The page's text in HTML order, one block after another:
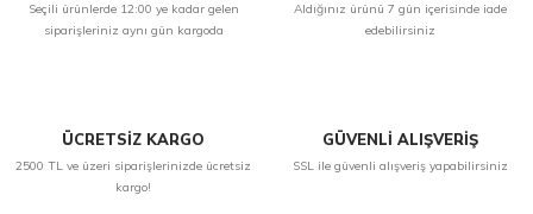
Seçili ürünlerde 12:00 ye kadar gelen
siparişleriniz aynı gün kargoda
Aldığınız ürünü 7 gün içerisinde iade
edebilirsiniz
ÜCRETSİZ KARGO
2500 TL ve üzeri siparişlerinizde ücretsiz
kargo!
GÜVENLİ ALIŞVERİŞ
SSL ile güvenli alışveriş yapabilirsiniz